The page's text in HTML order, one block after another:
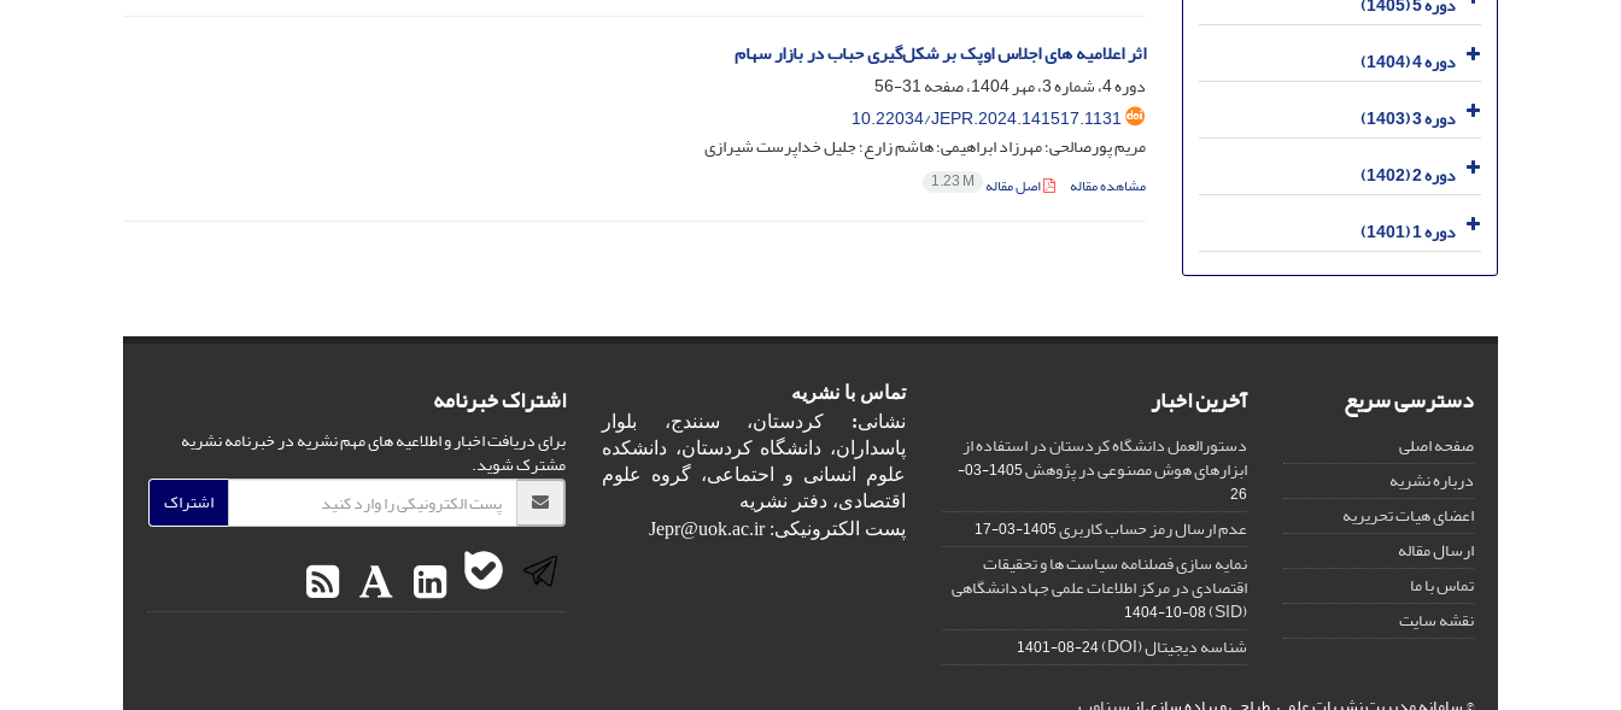
اثر اعلامیه‏ های اجلاس اوپک بر شکل‌گیری حباب در بازار سهام
دوره 4، شماره 3، مهر 1404، صفحه
31-56
10.22034/JEPR.2024.141517.1131
مریم پورصالحی؛ مهرزاد ابراهیمی؛ هاشم زارع؛ جلیل خداپرست شیرازی
مشاهده مقاله اصل مقاله 1.23 M
دوره 4 (1404)
دوره 3 (1403)
دوره 2 (1402)
دوره 1 (1401)
دسترسی سریع
صفحه اصلی
درباره نشریه
اعضای هیات تحریریه
ارسال مقاله
تماس با ما
نقشه سایت
آخرین اخبار
دستورالعمل دانشگاه کردستان در استفاده از
ابزارهای هوش مصنوعی در پژوهش
1405-03-
26
عدم ارسال رمز حساب کاربری1405-03-17
نمایه سازی فصلنامه سیاست ها و تحقیقات
اقتصادی در مرکز اطلاعات علمی جهاددانشگاهی
(SID)
1404-10-08
شناسه دیجیتال (DOI) 1401-08-24
تماس با نشریه
نشانی: کردستان، سنندج، بلوار
پاسداران، دانشگاه کردستان، دانشکده
علوم انسانی و احتماعی، گروه علوم
اقتصادی، دفتر نشریه
پست الکترونیکی: Jepr@uok.ac.ir
اشتراک خبرنامه
برای دریافت اخبار و اطلاعیه های مهم نشریه در خبرنامه نشریه
مشترک شوید.
اشتراک